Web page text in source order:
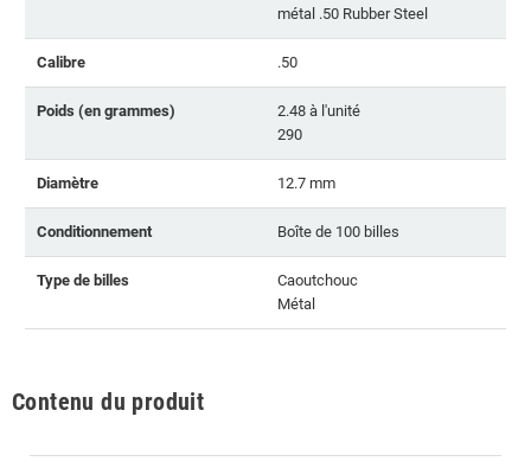
métal .50 Rubber Steel
Calibre .50
Poids (en grammes)
2.48 à l'unité
290
Diamètre 12.7 mm
Conditionnement Boîte de 100 billes
Type de billes
Caoutchouc
Métal
Contenu du produit